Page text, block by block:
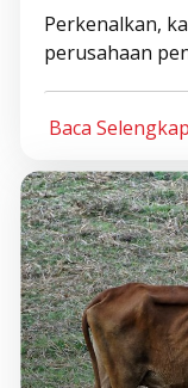
Perkenalkan,
perusahaan
Baca